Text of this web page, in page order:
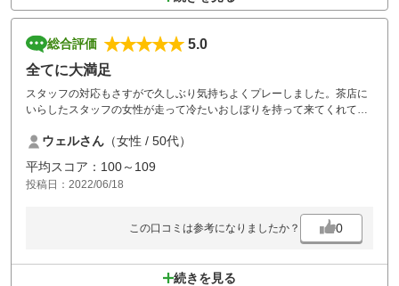
総合評価
5.0
全てに大満足
スタッフの対応もさすがで久しぶり気持ちよくプレーしました。茶店に
いらしたスタッフの女性が走って冷たいおしぼりを持って来てくれて大
みなさん、すれ違ったりする度に挨拶をされて素晴らしいスタッフさん
ばかりでした。
当然のことながら、コースは最高に？？でした。
鹿の親子の横切りも微笑ましく？？
ウェルさん （女性 / 50代）
平均スコア：100～109
投稿日：2022/06/18
この口コミは参考になりましたか？ 0
続きを見る